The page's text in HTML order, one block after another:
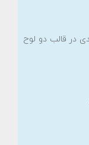
۵۲۸ فایل هوانوردی در قالب دو لوح